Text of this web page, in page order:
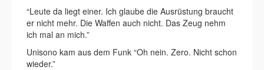
“Leute da liegt einer. Ich glaube die Ausrüstung braucht
er nicht mehr. Die Waffen auch nicht. Das Zeug nehm
ich mal an mich.”
Unisono kam aus dem Funk “Oh nein. Zero. Nicht schon
wieder.”